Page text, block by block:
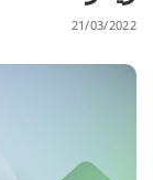
21/03/2022